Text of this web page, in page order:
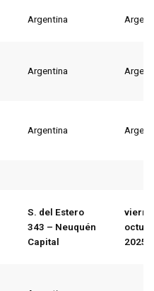
Argentina
Argentina
Argentina
S. del Estero
343 – Neuquén
Capital
2025